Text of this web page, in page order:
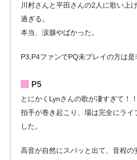
川村さんと平田さんの2人に歌い上
過ぎる。
本当、涙腺やばかった。
P3,P4ファンでPQ未プレイの方は是
P5
とにかくLynさんの歌が凄すぎて！！
拍手が巻き起こり、場は完全にライ
した。
高音が自然にスパッと出て、音程の